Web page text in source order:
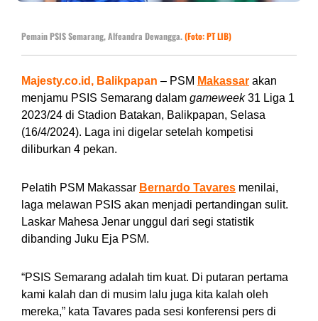
Pemain PSIS Semarang, Alfeandra Dewangga.(Foto: PT LIB)
Majesty.co.id, Balikpapan – PSM Makassar akan
menjamu PSIS Semarang dalam gameweek31 Liga 1
2023/24 di Stadion Batakan, Balikpapan, Selasa
(16/4/2024). Laga ini digelar setelah kompetisi
diliburkan 4 pekan.
Pelatih PSM Makassar Bernardo Tavares menilai,
laga melawan PSIS akan menjadi pertandingan sulit.
Laskar Mahesa Jenar unggul dari segi statistik
dibanding Juku Eja PSM.
“PSIS Semarang adalah tim kuat. Di putaran pertama
kami kalah dan di musim lalu juga kita kalah oleh
mereka,” kata Tavares pada sesi konferensi pers di